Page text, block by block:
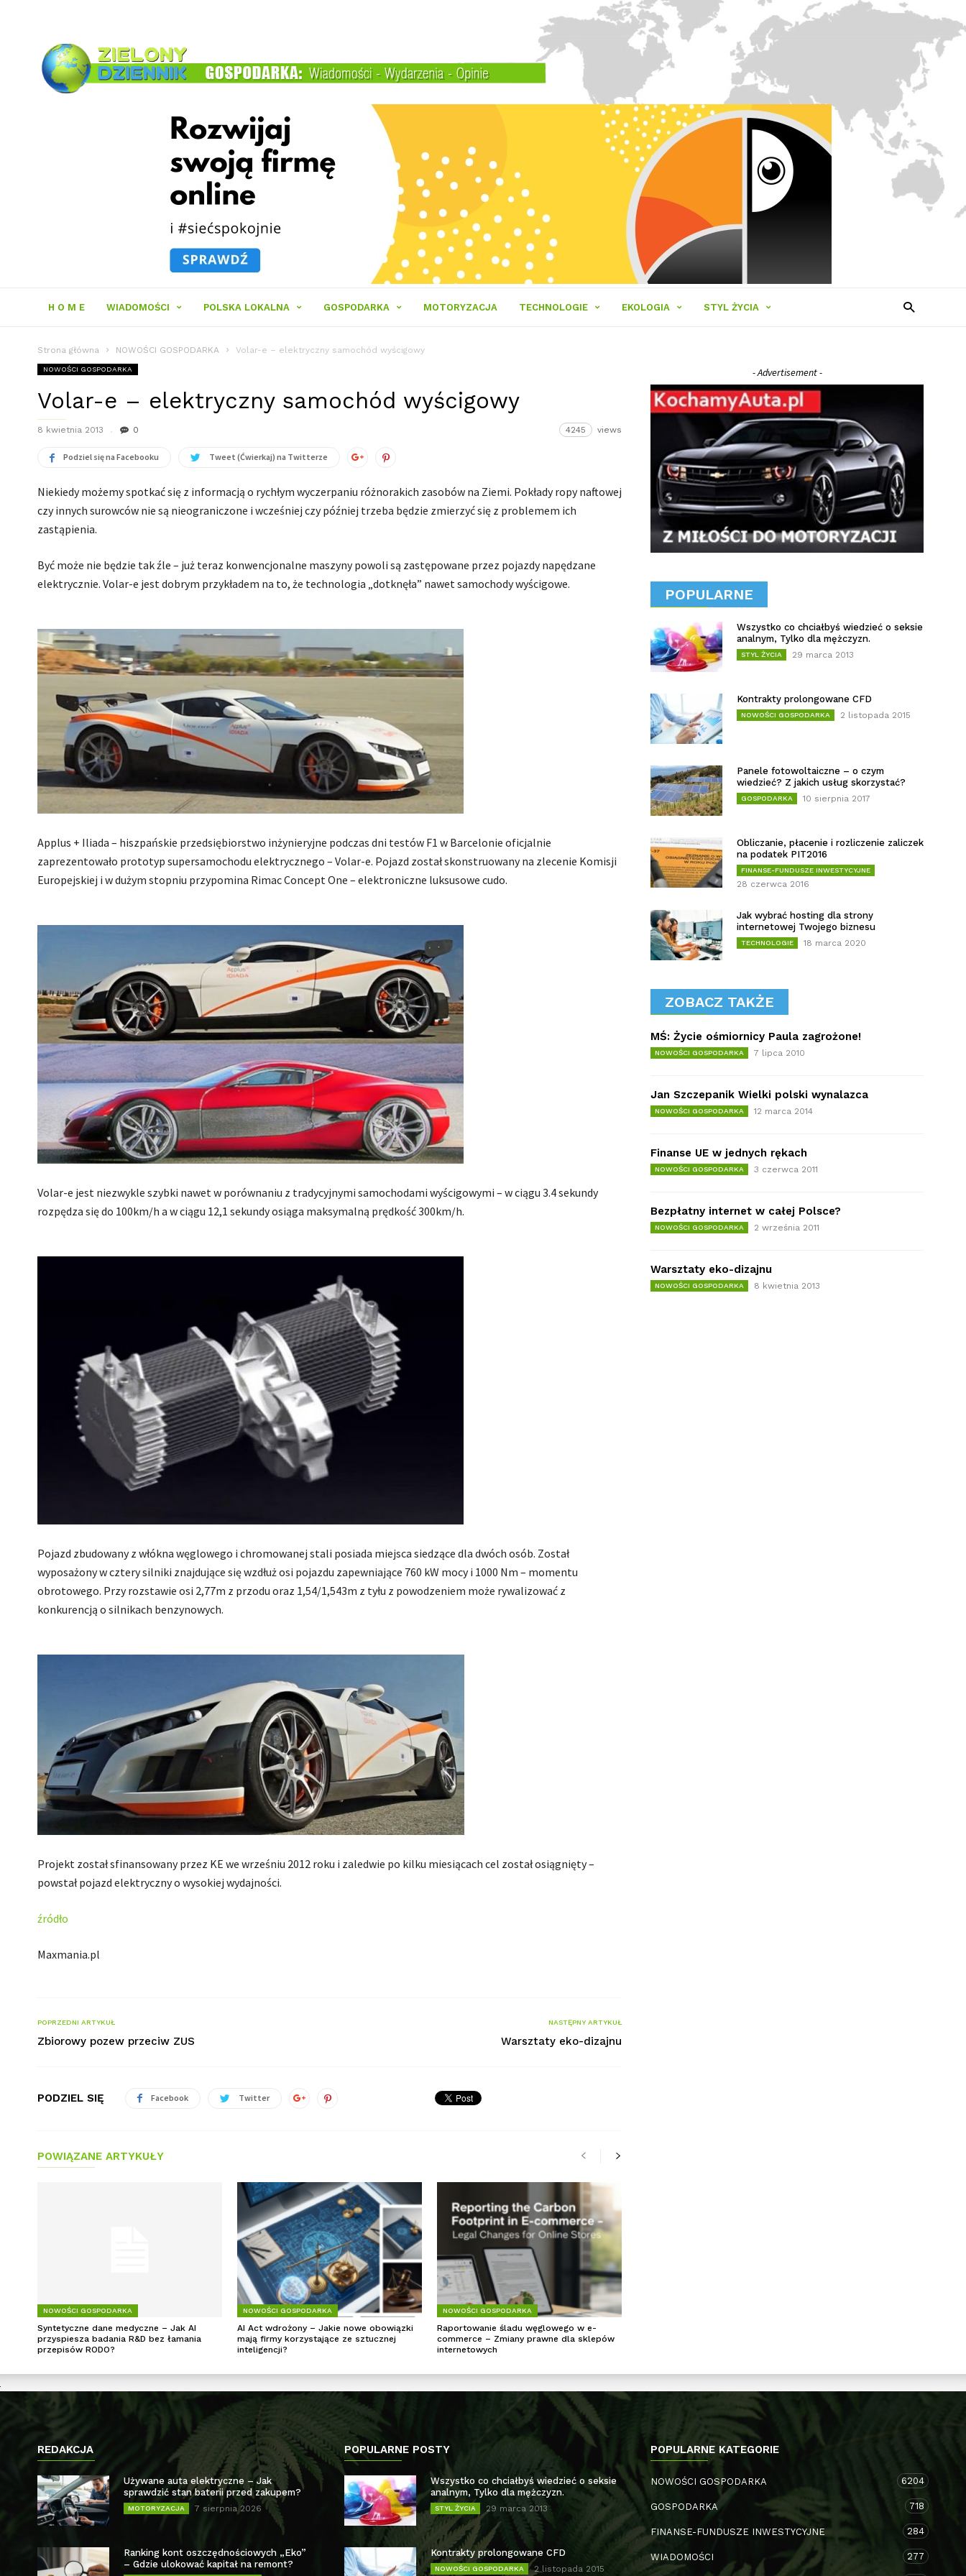
Zielony
Dziennik
H O M E WIADOMOŚCI POLSKA LOKALNA GOSPODARKA MOTORYZACJA TECHNOLOGIE EKOLOGIA STYL ŻYCIA
Strona główna NOWOŚCI GOSPODARKA Volar-e – elektryczny samochód wyścigowy
NOWOŚCI GOSPODARKA
Volar-e – elektryczny samochód wyścigowy
8 kwietnia 2013 0 4245 views
Podziel się na Facebooku Tweet (Ćwierkaj) na Twitterze
Niekiedy możemy spotkać się z informacją o rychłym wyczerpaniu różnorakich zasobów na Ziemi. Pokłady ropy naftowej
czy innych surowców nie są nieograniczone i wcześniej czy później trzeba będzie zmierzyć się z problemem ich
zastąpienia.
Być może nie będzie tak źle – już teraz konwencjonalne maszyny powoli są zastępowane przez pojazdy napędzane
elektrycznie. Volar-e jest dobrym przykładem na to, że technologia „dotknęła” nawet samochody wyścigowe.
Applus + Iliada – hiszpańskie przedsiębiorstwo inżynieryjne podczas dni testów F1 w Barcelonie oficjalnie
zaprezentowało prototyp supersamochodu elektrycznego – Volar-e. Pojazd został skonstruowany na zlecenie Komisji
Europejskiej i w dużym stopniu przypomina Rimac Concept One – elektroniczne luksusowe cudo.
Volar-e jest niezwykle szybki nawet w porównaniu z tradycyjnymi samochodami wyścigowymi – w ciągu 3.4 sekundy
rozpędza się do 100km/h a w ciągu 12,1 sekundy osiąga maksymalną prędkość 300km/h.
Pojazd zbudowany z włókna węglowego i chromowanej stali posiada miejsca siedzące dla dwóch osób. Został
wyposażony w cztery silniki znajdujące się wzdłuż osi pojazdu zapewniające 760 kW mocy i 1000 Nm – momentu
obrotowego. Przy rozstawie osi 2,77m z przodu oraz 1,54/1,543m z tyłu z powodzeniem może rywalizować z
konkurencją o silnikach benzynowych.
Projekt został sfinansowany przez KE we wrześniu 2012 roku i zaledwie po kilku miesiącach cel został osiągnięty –
powstał pojazd elektryczny o wysokiej wydajności.
źródło
Maxmania.pl
POPRZEDNI ARTYKUŁ
Zbiorowy pozew przeciw ZUS
NASTĘPNY ARTYKUŁ
Warsztaty eko-dizajnu
PODZIEL SIĘ Facebook Twitter
POWIĄZANE ARTYKUŁY
NOWOŚCI GOSPODARKA
Syntetyczne dane medyczne – Jak AI
przyspiesza badania R&D bez łamania
przepisów RODO?
NOWOŚCI GOSPODARKA
AI Act wdrożony – Jakie nowe obowiązki
mają firmy korzystające ze sztucznej
inteligencji?
NOWOŚCI GOSPODARKA
Raportowanie śladu węglowego w e-
commerce – Zmiany prawne dla sklepów
internetowych
- Advertisement -
POPULARNE
Wszystko co chciałbyś wiedzieć o seksie
analnym, Tylko dla mężczyzn.
STYL ŻYCIA 29 marca 2013
Kontrakty prolongowane CFD
NOWOŚCI GOSPODARKA 2 listopada 2015
Panele fotowoltaiczne – o czym
wiedzieć? Z jakich usług skorzystać?
GOSPODARKA 10 sierpnia 2017
Obliczanie, płacenie i rozliczenie zaliczek
na podatek PIT2016
FINANSE-FUNDUSZE INWESTYCYJNE
28 czerwca 2016
Jak wybrać hosting dla strony
internetowej Twojego biznesu
TECHNOLOGIE 18 marca 2020
ZOBACZ TAKŻE
MŚ: Życie ośmiornicy Paula zagrożone!
NOWOŚCI GOSPODARKA 7 lipca 2010
Jan Szczepanik Wielki polski wynalazca
NOWOŚCI GOSPODARKA 12 marca 2014
Finanse UE w jednych rękach
NOWOŚCI GOSPODARKA 3 czerwca 2011
Bezpłatny internet w całej Polsce?
NOWOŚCI GOSPODARKA 2 września 2011
Warsztaty eko-dizajnu
NOWOŚCI GOSPODARKA 8 kwietnia 2013
REDAKCJA
Używane auta elektryczne – Jak
sprawdzić stan baterii przed zakupem?
MOTORYZACJA 7 sierpnia 2026
Ranking kont oszczędnościowych „Eko”
– Gdzie ulokować kapitał na remont?
POPULARNE POSTY
Wszystko co chciałbyś wiedzieć o seksie
analnym, Tylko dla mężczyzn.
STYL ŻYCIA 29 marca 2013
Kontrakty prolongowane CFD
NOWOŚCI GOSPODARKA 2 listopada 2015
POPULARNE KATEGORIE
NOWOŚCI GOSPODARKA 6204
GOSPODARKA 718
FINANSE-FUNDUSZE INWESTYCYJNE 284
WIADOMOŚCI 277